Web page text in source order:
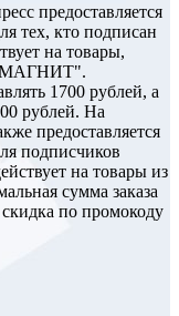
предоставляется
тех, кто подписан
на товары,
МАГНИТ".
1700 рублей, а
рублей. На
предоставляется
подписчиков
на товары из
сумма заказа
скидка по промокоду